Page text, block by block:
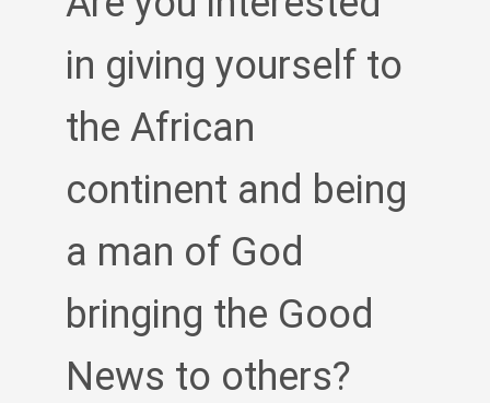
in giving yourself to
the African
continent and being
a man of God
bringing the Good
News to others?